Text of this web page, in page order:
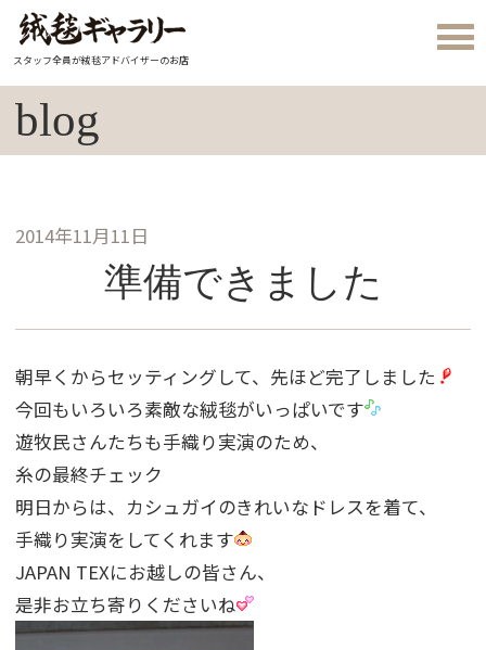
スタッフ全員が絨毯アドバイザーのお店
blog
2014年11月11日
準備できました
朝早くからセッティングして、先ほど完了しました
今回もいろいろ素敵な絨毯がいっぱいです
遊牧民さんたちも手織り実演のため、
糸の最終チェック
明日からは、カシュガイのきれいなドレスを着て、
手織り実演をしてくれます
JAPAN TEXにお越しの皆さん、
是非お立ち寄りくださいね